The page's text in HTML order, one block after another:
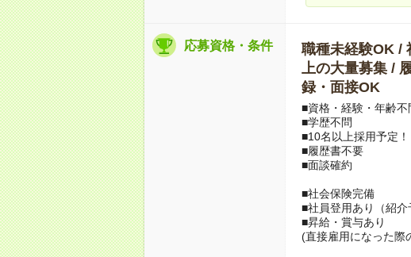
応募資格・条件
職種未経験OK /
上の大量募集 /
録・面接OK
■資格・経験・年齢不
■学歴不問
■10名以上採用予定！
■履歴書不要
■面談確約
■社会保険完備
■社員登用あり（紹介
■昇給・賞与あり
(直接雇用になった際